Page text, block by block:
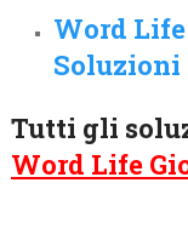
Word
Soluzioni
Tutti gli
Word Life